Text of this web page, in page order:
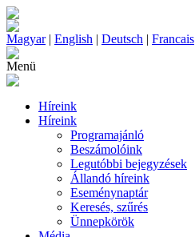
Magyar| English | Deutsch | Francais
Menü
Híreink
Híreink
Programajánló
Beszámolóink
Legutóbbi bejegyzések
Állandó híreink
Eseménynaptár
Keresés, szűrés
Ünnepkörök